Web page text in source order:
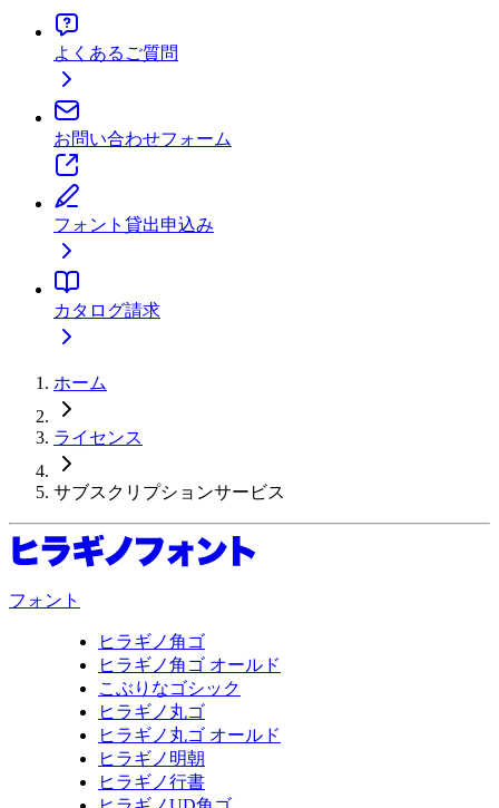
よくあるご質問
お問い合わせフォーム
フォント貸出申込み
カタログ請求
ホーム
ライセンス
サブスクリプションサービス
フォント
ヒラギノ角ゴ
ヒラギノ角ゴ オールド
こぶりなゴシック
ヒラギノ丸ゴ
ヒラギノ丸ゴ オールド
ヒラギノ明朝
ヒラギノ行書